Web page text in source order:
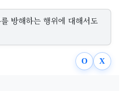
방해하는 행위에 대해서도
O X